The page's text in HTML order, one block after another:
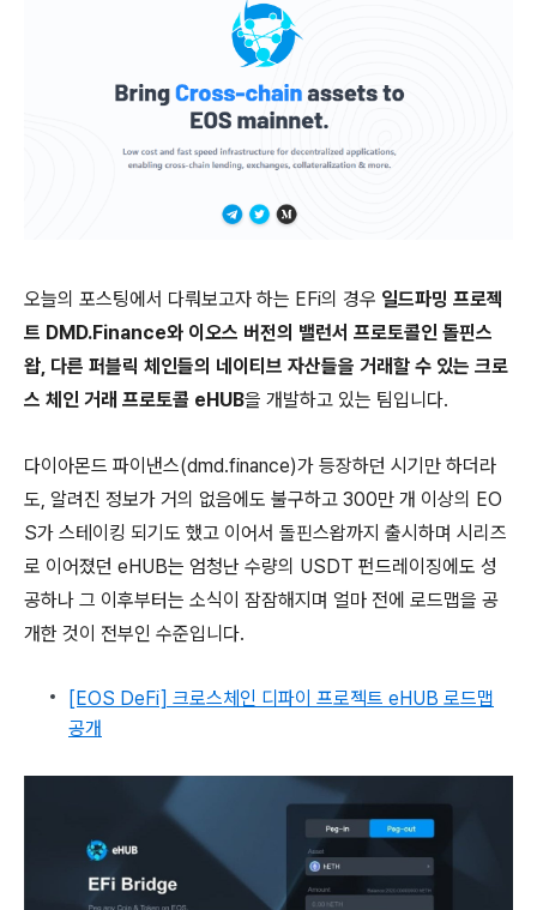
오늘의 포스팅에서 다뤄보고자 하는 EFi의 경우 일드파밍 프로젝
트 DMD.Finance와 이오스 버전의 밸런서 프로토콜인 돌핀스
왑, 다른 퍼블릭 체인들의 네이티브 자산들을 거래할 수 있는 크로
스 체인 거래 프로토콜 eHUB을 개발하고 있는 팀입니다.
다이아몬드 파이낸스(dmd.finance)가 등장하던 시기만 하더라
도, 알려진 정보가 거의 없음에도 불구하고 300만 개 이상의 EO
S가 스테이킹 되기도 했고 이어서 돌핀스왑까지 출시하며 시리즈
로 이어졌던 eHUB는 엄청난 수량의 USDT 펀드레이징에도 성
공하나 그 이후부터는 소식이 잠잠해지며 얼마 전에 로드맵을 공
개한 것이 전부인 수준입니다.
[EOS DeFi] 크로스체인 디파이 프로젝트 eHUB 로드맵
공개